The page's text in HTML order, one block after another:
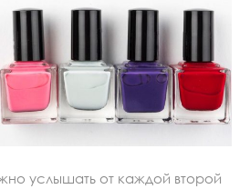
услышать от каждой второй